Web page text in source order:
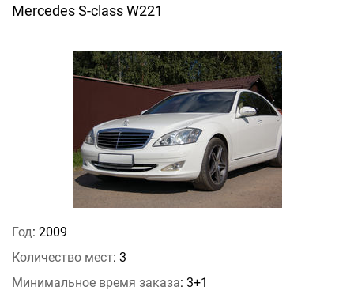
Mercedes S-class W221
Год: 2009
Количество мест: 3
Минимальное время заказа: 3+1